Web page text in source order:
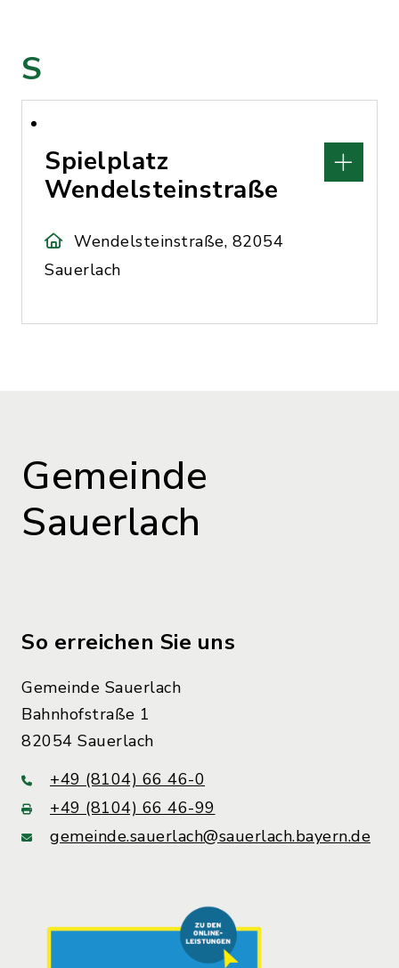
S
Spielplatz
Wendelsteinstraße
Wendelsteinstraße, 82054
Sauerlach
Gemeinde
Sauerlach
So erreichen Sie uns
Gemeinde Sauerlach
Bahnhofstraße 1
82054 Sauerlach
+49 (8104) 66 46-0
+49 (8104) 66 46-99
gemeinde.sauerlach@sauerlach.bayern.de